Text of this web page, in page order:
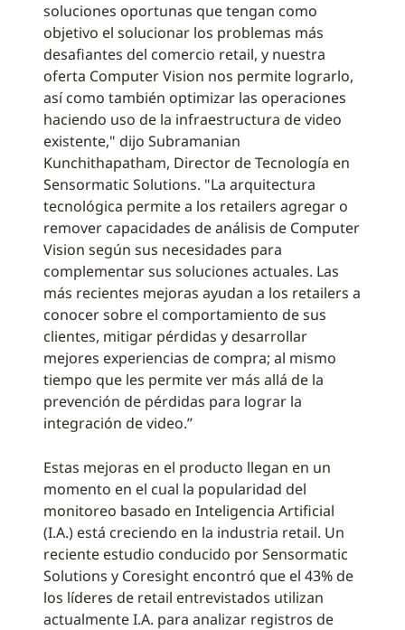
soluciones oportunas que tengan como
objetivo el solucionar los problemas más
desafiantes del comercio retail, y nuestra
oferta Computer Vision nos permite lograrlo,
así como también optimizar las operaciones
haciendo uso de la infraestructura de video
existente," dijo Subramanian
Kunchithapatham, Director de Tecnología en
Sensormatic Solutions. "La arquitectura
tecnológica permite a los retailers agregar o
remover capacidades de análisis de Computer
Vision según sus necesidades para
complementar sus soluciones actuales. Las
más recientes mejoras ayudan a los retailers a
conocer sobre el comportamiento de sus
clientes, mitigar pérdidas y desarrollar
mejores experiencias de compra; al mismo
tiempo que les permite ver más allá de la
prevención de pérdidas para lograr la
integración de video.”
Estas mejoras en el producto llegan en un
momento en el cual la popularidad del
monitoreo basado en Inteligencia Artificial
(I.A.) está creciendo en la industria retail. Un
reciente estudio conducido por Sensormatic
Solutions y Coresight encontró que el 43% de
los líderes de retail entrevistados utilizan
actualmente I.A. para analizar registros de